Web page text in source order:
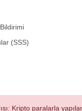
Bildirimi
(SSS)
Kripto paralarla